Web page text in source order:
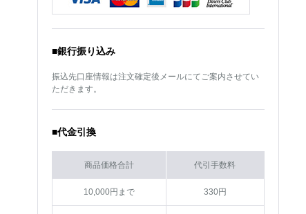
■銀行振り込み
振込先口座情報は注文確定後メールにてご案内させてい
ただきます。
■代金引換
商品価格合計 代引手数料
10,000円まで 330円
サファイアブラック×ポリ
カラー
サファイアブラック×ポリ